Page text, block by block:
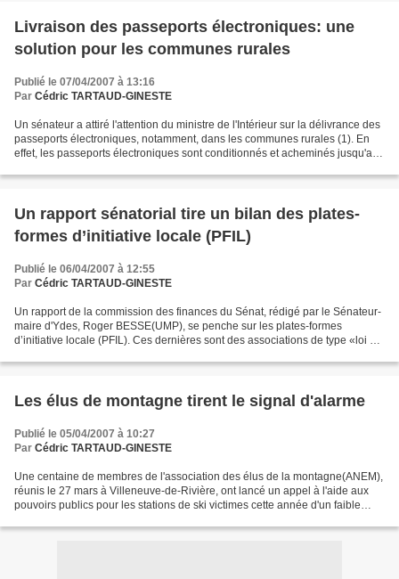
Livraison des passeports électroniques: une
solution pour les communes rurales
Publié le 07/04/2007 à 13:16
Par Cédric TARTAUD-GINESTE
Un sénateur a attiré l'attention du ministre de l'Intérieur sur la délivrance des
passeports électroniques, notamment, dans les communes rurales (1). En
effet, les passeports électroniques sont conditionnés et acheminés jusqu'aux
Un rapport sénatorial tire un bilan des plates-
formes d’initiative locale (PFIL)
Publié le 06/04/2007 à 12:55
Par Cédric TARTAUD-GINESTE
Un rapport de la commission des finances du Sénat, rédigé par le Sénateur-
maire d'Ydes, Roger BESSE(UMP), se penche sur les plates-formes
d’initiative locale (PFIL). Ces dernières sont des associations de type «loi de
Les élus de montagne tirent le signal d'alarme
Publié le 05/04/2007 à 10:27
Par Cédric TARTAUD-GINESTE
Une centaine de membres de l'association des élus de la montagne(ANEM),
réunis le 27 mars à Villeneuve-de-Rivière, ont lancé un appel à l'aide aux
pouvoirs publics pour les stations de ski victimes cette année d'un faible